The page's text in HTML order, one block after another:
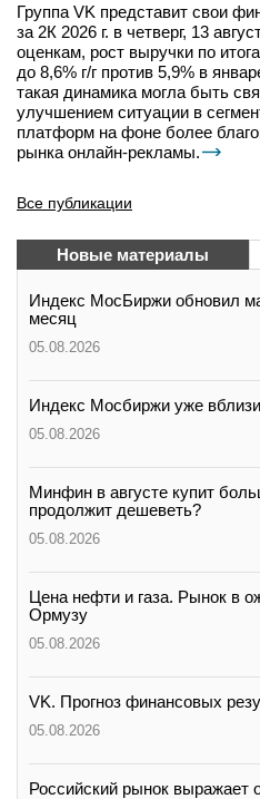
Группа VK представит свои
за 2К 2026 г. в четверг, 13
оценкам, рост выручки по
до 8,6% г/г против 5,9% в
такая динамика могла быть
улучшением ситуации в
платформ на фоне более
рынка онлайн-рекламы.
Все публикации
Новые материалы
Индекс МосБиржи обновил
месяц
05.08.2026
Индекс Мосбиржи уже
05.08.2026
Минфин в августе купит
продолжит дешеветь?
05.08.2026
Цена нефти и газа. Рынок в
Ормузу
05.08.2026
VK. Прогноз финансовых
05.08.2026
Российский рынок выражает